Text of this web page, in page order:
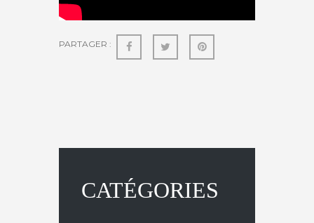
PARTAGER :
CATÉGORIES